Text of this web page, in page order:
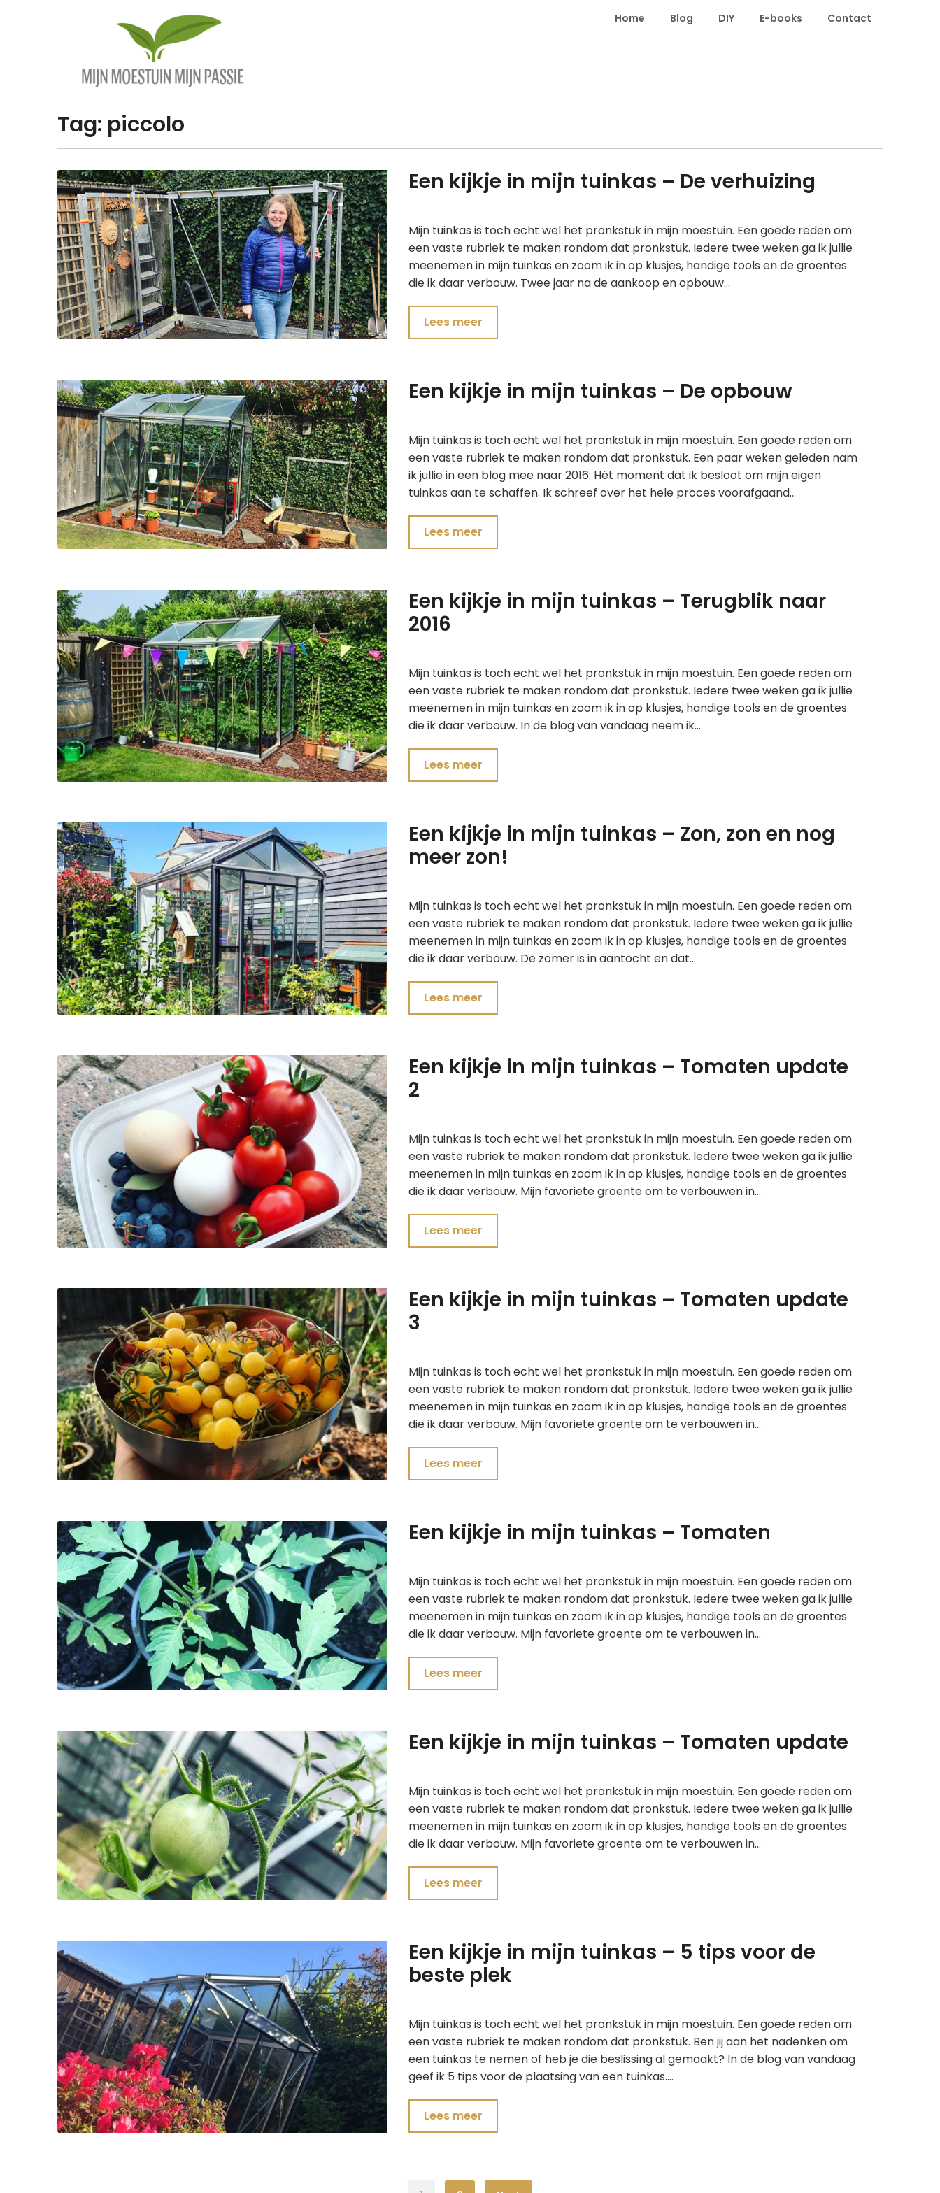
Home Blog DIY E-books Contact
Tag: piccolo
Een kijkje in mijn tuinkas – De verhuizing
Mijn tuinkas is toch echt wel het pronkstuk in mijn moestuin. Een goede reden om
een vaste rubriek te maken rondom dat pronkstuk. Iedere twee weken ga ik jullie
meenemen in mijn tuinkas en zoom ik in op klusjes, handige tools en de groentes
die ik daar verbouw. Twee jaar na de aankoop en opbouw…
Lees meer
Een kijkje in mijn tuinkas – De opbouw
Mijn tuinkas is toch echt wel het pronkstuk in mijn moestuin. Een goede reden om
een vaste rubriek te maken rondom dat pronkstuk. Een paar weken geleden nam
ik jullie in een blog mee naar 2016: Hét moment dat ik besloot om mijn eigen
tuinkas aan te schaffen. Ik schreef over het hele proces voorafgaand…
Lees meer
Een kijkje in mijn tuinkas – Terugblik naar
2016
Mijn tuinkas is toch echt wel het pronkstuk in mijn moestuin. Een goede reden om
een vaste rubriek te maken rondom dat pronkstuk. Iedere twee weken ga ik jullie
meenemen in mijn tuinkas en zoom ik in op klusjes, handige tools en de groentes
die ik daar verbouw. In de blog van vandaag neem ik…
Lees meer
Een kijkje in mijn tuinkas – Zon, zon en nog
meer zon!
Mijn tuinkas is toch echt wel het pronkstuk in mijn moestuin. Een goede reden om
een vaste rubriek te maken rondom dat pronkstuk. Iedere twee weken ga ik jullie
meenemen in mijn tuinkas en zoom ik in op klusjes, handige tools en de groentes
die ik daar verbouw. De zomer is in aantocht en dat…
Lees meer
Een kijkje in mijn tuinkas – Tomaten update
2
Mijn tuinkas is toch echt wel het pronkstuk in mijn moestuin. Een goede reden om
een vaste rubriek te maken rondom dat pronkstuk. Iedere twee weken ga ik jullie
meenemen in mijn tuinkas en zoom ik in op klusjes, handige tools en de groentes
die ik daar verbouw. Mijn favoriete groente om te verbouwen in…
Lees meer
Een kijkje in mijn tuinkas – Tomaten update
3
Mijn tuinkas is toch echt wel het pronkstuk in mijn moestuin. Een goede reden om
een vaste rubriek te maken rondom dat pronkstuk. Iedere twee weken ga ik jullie
meenemen in mijn tuinkas en zoom ik in op klusjes, handige tools en de groentes
die ik daar verbouw. Mijn favoriete groente om te verbouwen in…
Lees meer
Een kijkje in mijn tuinkas – Tomaten
Mijn tuinkas is toch echt wel het pronkstuk in mijn moestuin. Een goede reden om
een vaste rubriek te maken rondom dat pronkstuk. Iedere twee weken ga ik jullie
meenemen in mijn tuinkas en zoom ik in op klusjes, handige tools en de groentes
die ik daar verbouw. Mijn favoriete groente om te verbouwen in…
Lees meer
Een kijkje in mijn tuinkas – Tomaten update
Mijn tuinkas is toch echt wel het pronkstuk in mijn moestuin. Een goede reden om
een vaste rubriek te maken rondom dat pronkstuk. Iedere twee weken ga ik jullie
meenemen in mijn tuinkas en zoom ik in op klusjes, handige tools en de groentes
die ik daar verbouw. Mijn favoriete groente om te verbouwen in…
Lees meer
Een kijkje in mijn tuinkas – 5 tips voor de
beste plek
Mijn tuinkas is toch echt wel het pronkstuk in mijn moestuin. Een goede reden om
een vaste rubriek te maken rondom dat pronkstuk. Ben jij aan het nadenken om
een tuinkas te nemen of heb je die beslissing al gemaakt? In de blog van vandaag
geef ik 5 tips voor de plaatsing van een tuinkas….
Lees meer